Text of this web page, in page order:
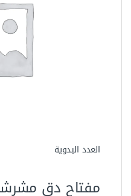
العدد اليدوية